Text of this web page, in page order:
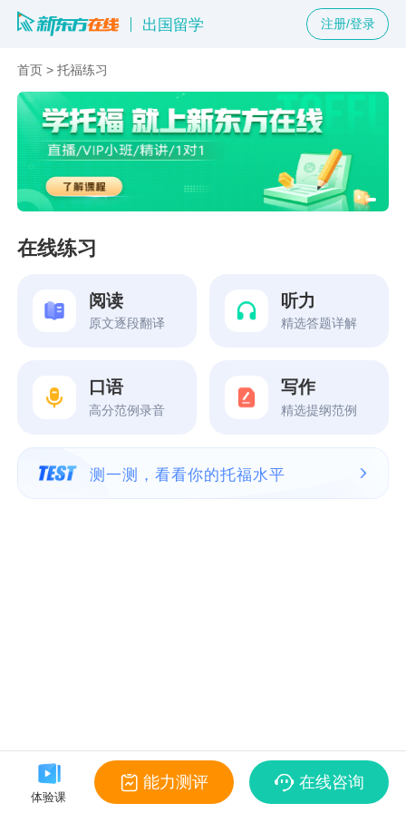
出国留学 注册/登录
首页 >托福练习
在线练习
阅读
原文逐段翻译
听力
精选答题详解
口语
高分范例录音
写作
精选提纲范例
测一测，看看你的托福水平
体验课
能力测评 在线咨询